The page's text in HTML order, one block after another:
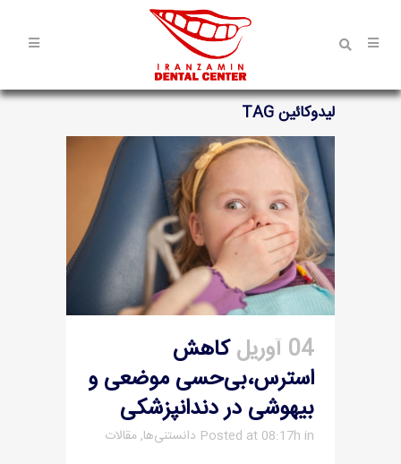
لیدوکائین TAG
04 آوریل
کاهش
استرس،بی‌حسی موضعی و
بیهوشی در دندانپزشکی
Posted at 08:17h in دانستنی‌ها,مقالات